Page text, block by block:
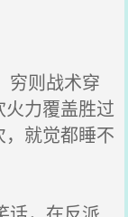
穷则战术穿
力覆盖胜过
就觉都睡不